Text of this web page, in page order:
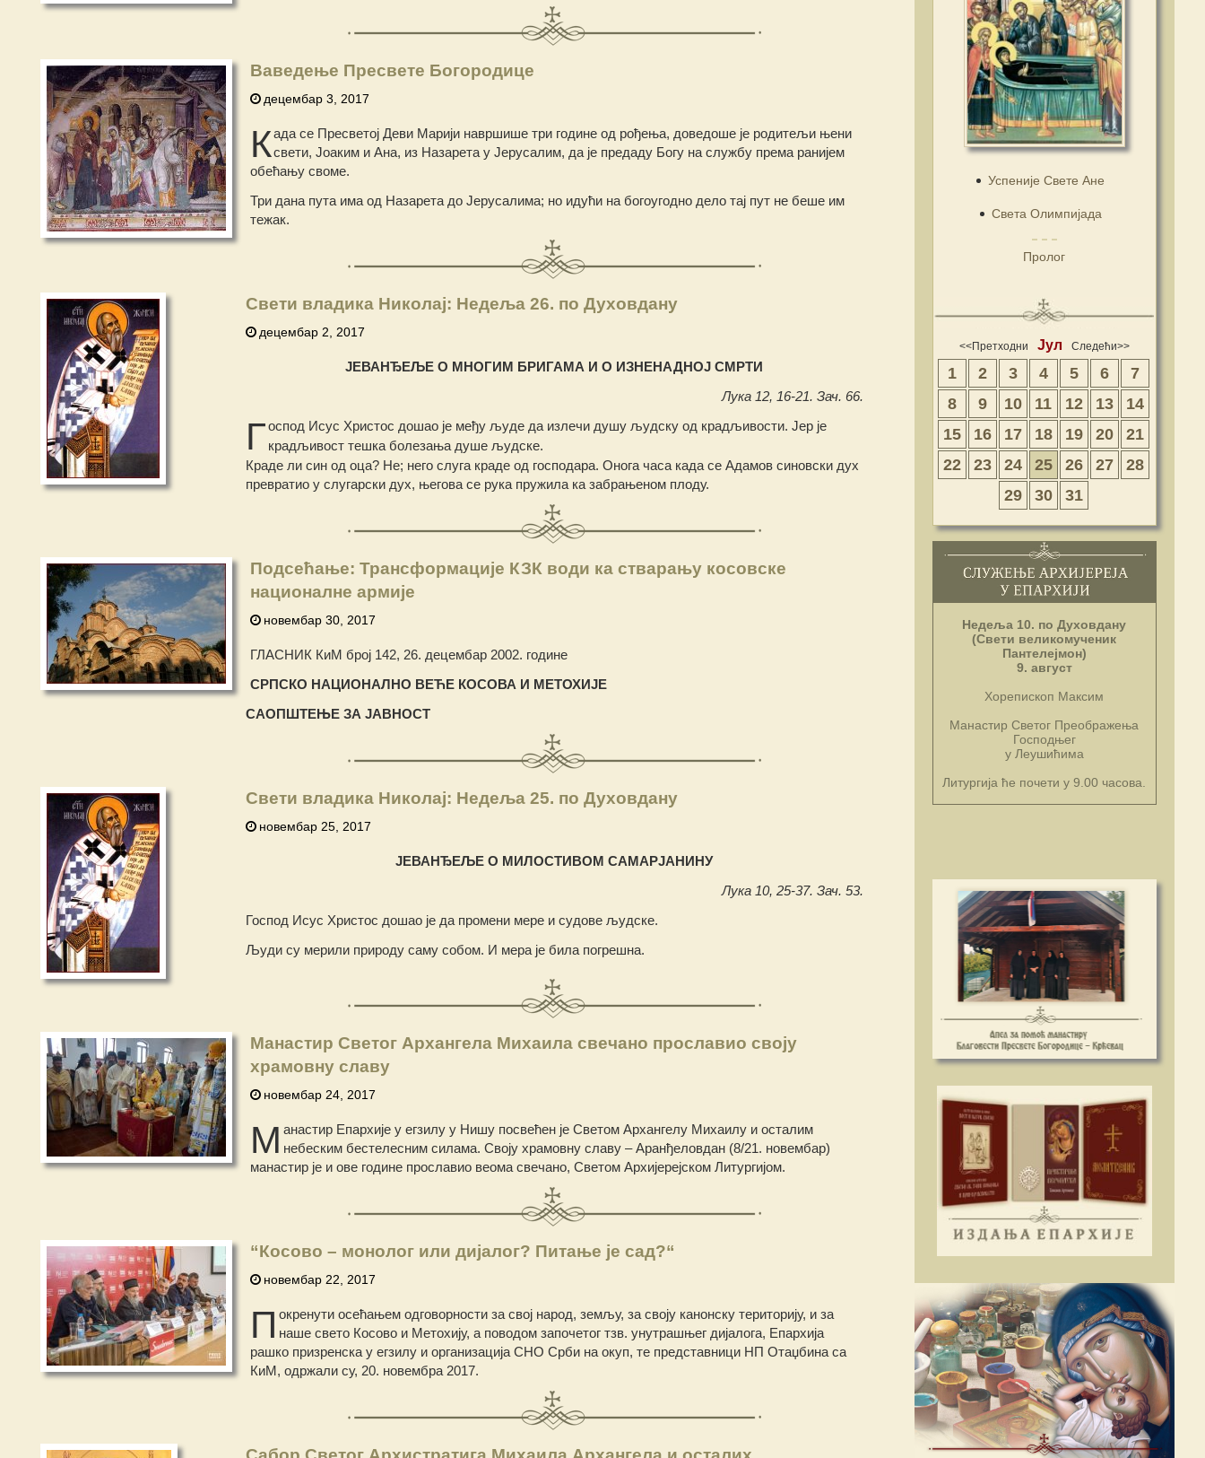
Ваведење Пресвете Богородице
децембар 3, 2017
Када се Пресветој Деви Марији навршише три године од рођења, доведоше је родитељи њени
свети, Јоаким и Ана, из Назарета у Јерусалим, да је предаду Богу на службу према ранијем
обећању своме.
Три дана пута има од Назарета до Јерусалима; но идући на богоугодно дело тај пут не беше им
тежак.
Свети владика Николај: Недеља 26. по Духовдану
децембар 2, 2017
ЈЕВАНЂЕЉЕ О МНОГИМ БРИГАМА И О ИЗНЕНАДНОЈ СМРТИ
Лука 12, 16-21. Зач. 66.
Господ Исус Христос дошао је међу људе да излечи душу људску од крадљивости. Јер је
крадљивост тешка болезања душе људске.
Краде ли син од оца? Не; него слуга краде од господара. Онога часа када се Адамов синовски дух
превратио у слугарски дух, његова се рука пружила ка забрањеном плоду.
Подсећање: Трансформације КЗК води ка стварању косовске
националне армије
новембар 30, 2017
ГЛАСНИК КиМ број 142, 26. децембар 2002. године
СРПСКО НАЦИОНАЛНО ВЕЋЕ КОСОВА И МЕТОХИЈЕ
САОПШТЕЊЕ ЗА ЈАВНОСТ
Свети владика Николај: Недеља 25. по Духовдану
новембар 25, 2017
ЈЕВАНЂЕЉЕ О МИЛОСТИВОМ САМАРЈАНИНУ
Лука 10, 25-37. Зач. 53.
Господ Исус Христос дошао је да промени мере и судове људске.
Људи су мерили природу саму собом. И мера је била погрешна.
Манастир Светог Архангела Михаила свечано прославио своју
храмовну славу
новембар 24, 2017
М анастир Епархије у егзилу у Нишу посвећен је Светом Архангелу Михаилу и осталим
небеским бестелесним силама. Своју храмовну славу – Аранђеловдан (8/21. новембар)
манастир је и ове године прославио веома свечано, Светом Архијерејском Литургијом.
“Косово – монолог или дијалог? Питање је сад?“
новембар 22, 2017
П окренути осећањем одговорности за свој народ, земљу, за своју канонску територију, и за
наше свето Косово и Метохију, а поводом започетог тзв. унутрашњег дијалога, Епархија
рашко призренска у егзилу и организација СНО Срби на окуп, те представници НП Отаџбина са
КиМ, одржали су, 20. новембра 2017.
Успеније Свете Ане
Света Олимпијада
Пролог
<<Претходни Јул Следећи>>
1 2 3 4 5 6
7
8
9 10 11 12 13
14
15
16 17 18 19 20
21
22
23 24 25 26 27
28
29
30 31
Недеља 10. по Духовдану
(Свети великомученик
Пантелејмон)
9. август
Хорепископ Максим
Манастир Светог Преображења
Господњег
у Леушићима
Литургија ће почети у 9.00 часова.